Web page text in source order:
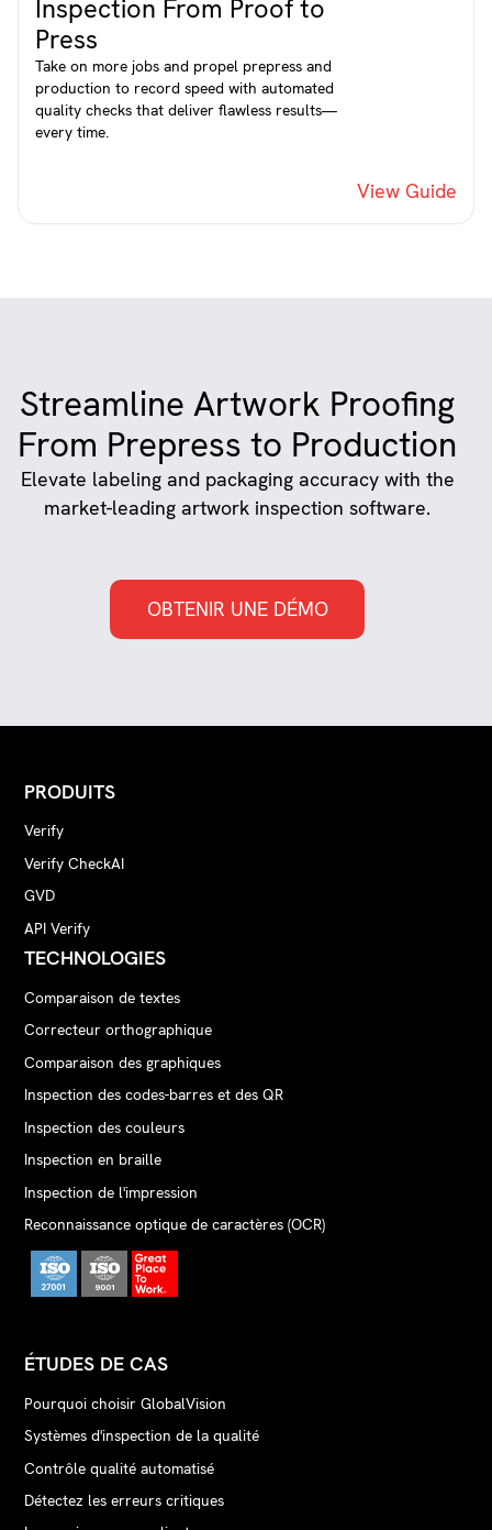
Inspection From Proof to
Press
Take on more jobs and propel prepress and
production to record speed with automated
quality checks that deliver flawless results—
every time.
View Guide
Streamline Artwork Proofing
From Prepress to Production
Elevate labeling and packaging accuracy with the
market-leading artwork inspection software.
OBTENIR UNE DÉMO
PRODUITS
Verify
Verify CheckAI
GVD
API Verify
TECHNOLOGIES
Comparaison de textes
Correcteur orthographique
Comparaison des graphiques
Inspection des codes-barres et des QR
Inspection des couleurs
Inspection en braille
Inspection de l'impression
Reconnaissance optique de caractères (OCR)
ÉTUDES DE CAS
Pourquoi choisir GlobalVision
Systèmes d'inspection de la qualité
Contrôle qualité automatisé
Détectez les erreurs critiques